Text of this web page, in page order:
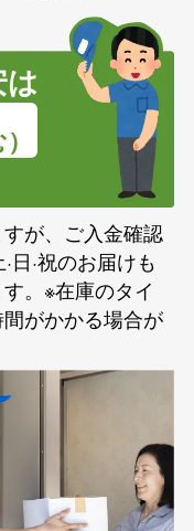
が、ご入金確認
日·祝のお届けも
。※在庫のタイ
がかかる場合が